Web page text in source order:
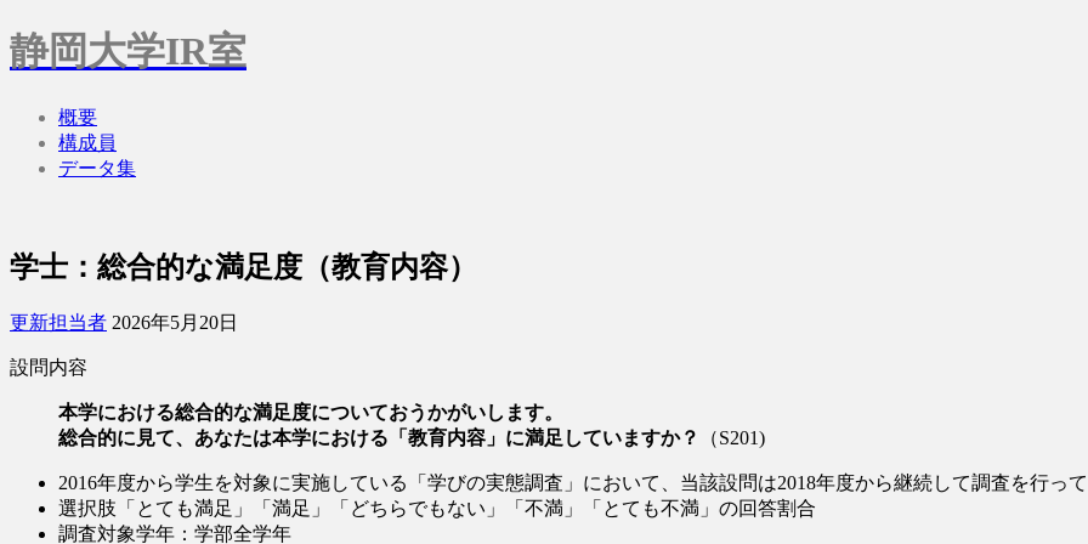
静岡大学IR室
概要
構成員
データ集
学士：総合的な満足度（教育内容）
更新担当者 2026年5月20日
設問内容
本学における総合的な満足度についておうかがいします。
総合的に見て、あなたは本学における「教育内容」に満足していますか？
（S201)
2016年度から学生を対象に実施している「学びの実態調査」において、当該設問は2018年度から継続して調査を行っ
選択肢「とても満足」「満足」「どちらでもない」「不満」「とても不満」の回答割合
調査対象学年：学部全学年